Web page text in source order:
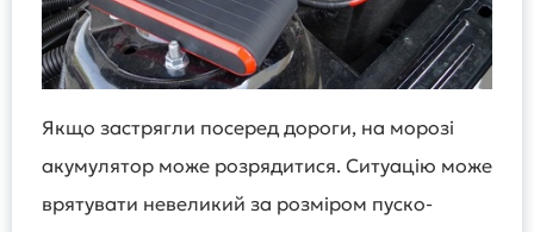
Якщо застрягли посеред дороги, на морозі
акумулятор може розрядитися. Ситуацію може
врятувати невеликий за розміром пуско-